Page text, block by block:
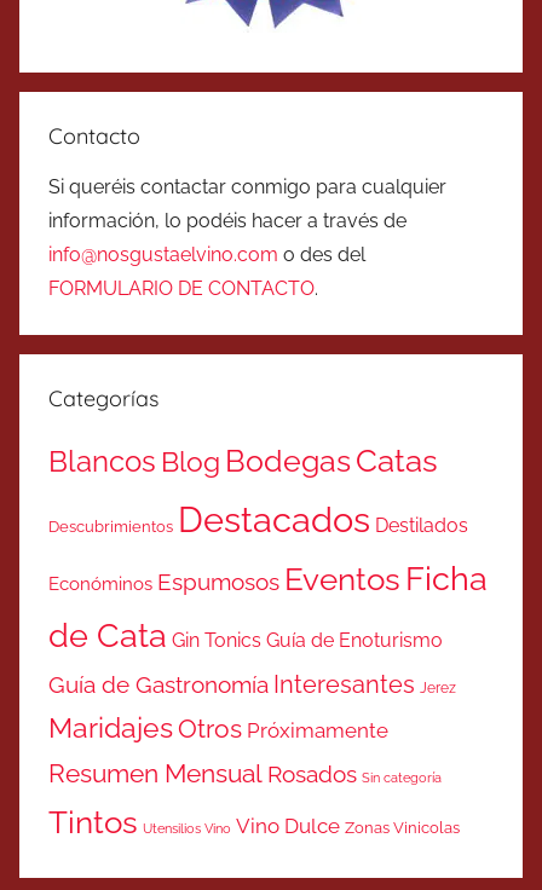
Contacto
Si queréis contactar conmigo para cualquier
información, lo podéis hacer a través de
info@nosgustaelvino.com o des del
FORMULARIO DE CONTACTO.
Categorías
Blancos Blog BodegasCatas
Descubrimientos Destacados Destilados
Económinos Espumosos Eventos Ficha
de Cata Gin Tonics Guía de Enoturismo
Guía de Gastronomía Interesantes Jerez
MaridajesOtros Próximamente
Resumen Mensual Rosados Sin categoría
Tintos Utensilios Vino Vino Dulce Zonas Vinicolas